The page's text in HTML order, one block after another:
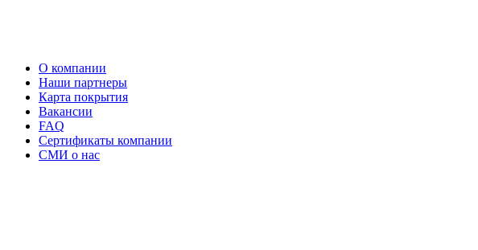
О компании
Наши партнеры
Карта покрытия
Вакансии
FAQ
Сертификаты компании
СМИ о нас